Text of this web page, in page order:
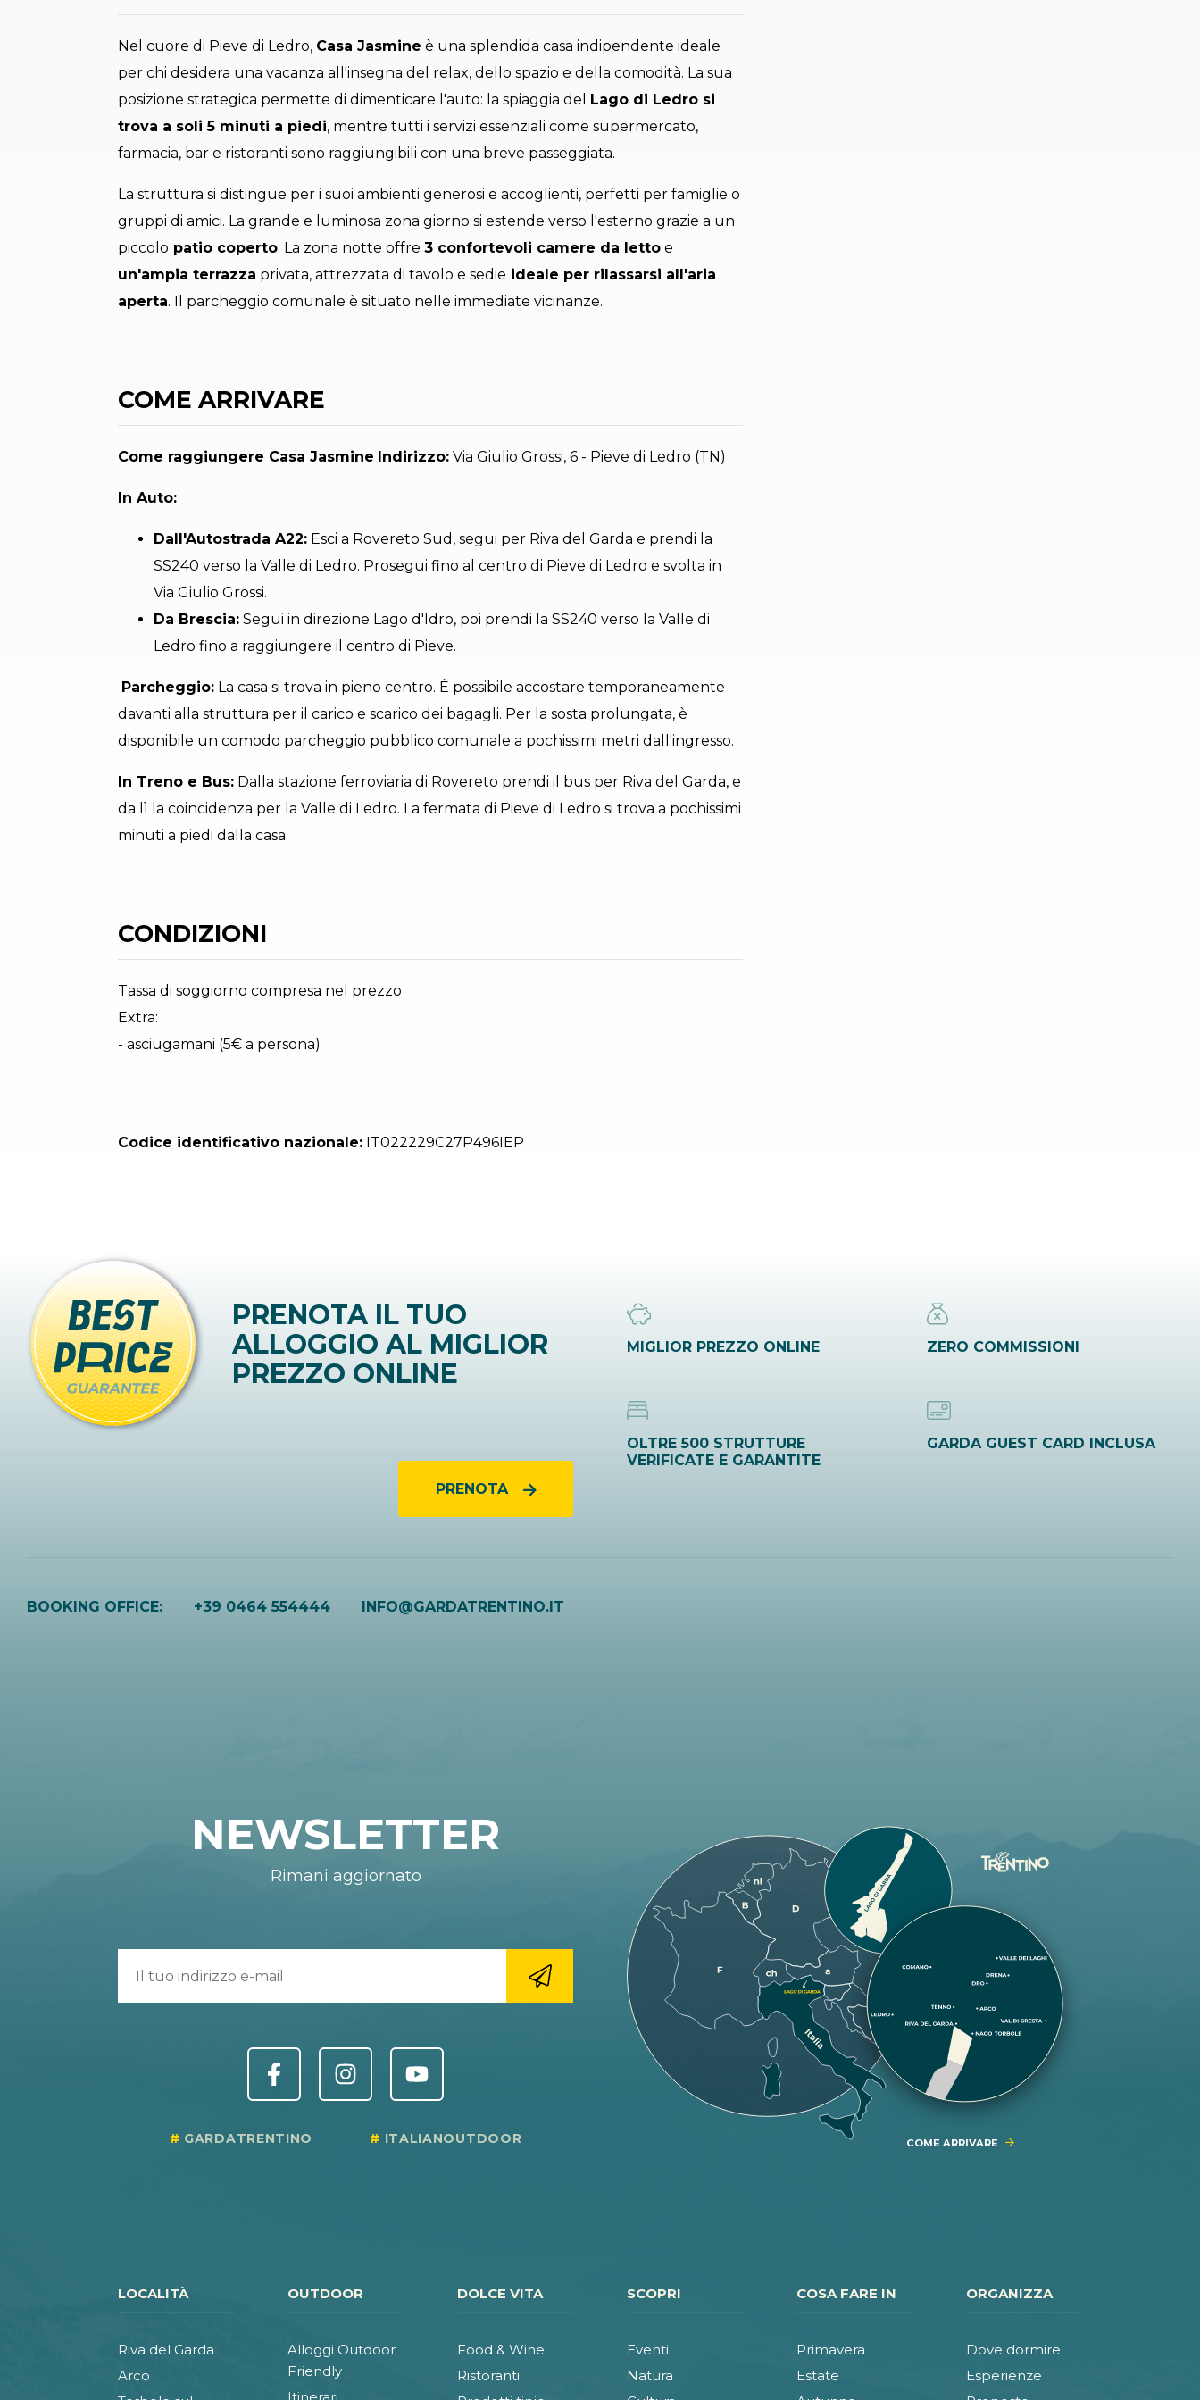
Nel cuore di Pieve di Ledro, Casa Jasmine è una splendida casa indipendente ideale
per chi desidera una vacanza all'insegna del relax, dello spazio e della comodità. La sua
posizione strategica permette di dimenticare l'auto: la spiaggia del
Lago di Ledro si
trova a soli 5 minuti a piedi, mentre tutti i servizi essenziali come supermercato,
farmacia, bar e ristoranti sono raggiungibili con una breve passeggiata.
La struttura si distingue per i suoi ambienti generosi e accoglienti, perfetti per famiglie o
gruppi di amici. La grande e luminosa zona giorno si estende verso l'esterno grazie a un
piccolo patio coperto. La zona notte offre 3 confortevoli camere da letto e
un'ampia terrazza privata, attrezzata di tavolo e sedie ideale per rilassarsi all'aria
aperta. Il parcheggio comunale è situato nelle immediate vicinanze.
COME ARRIVARE
Come raggiungere Casa Jasmine Indirizzo: Via Giulio Grossi, 6 - Pieve di Ledro (TN)
In Auto:
Dall'Autostrada A22: Esci a Rovereto Sud, segui per Riva del Garda e prendi la
SS240 verso la Valle di Ledro. Prosegui fino al centro di Pieve di Ledro e svolta in
Via Giulio Grossi.
Da Brescia: Segui in direzione Lago d'Idro, poi prendi la SS240 verso la Valle di
Ledro fino a raggiungere il centro di Pieve.
Parcheggio: La casa si trova in pieno centro. È possibile accostare temporaneamente
davanti alla struttura per il carico e scarico dei bagagli. Per la sosta prolungata, è
disponibile un comodo parcheggio pubblico comunale a pochissimi metri dall'ingresso.
In Treno e Bus: Dalla stazione ferroviaria di Rovereto prendi il bus per Riva del Garda, e
da lì la coincidenza per la Valle di Ledro. La fermata di Pieve di Ledro si trova a pochissimi
minuti a piedi dalla casa.
CONDIZIONI
Tassa di soggiorno compresa nel prezzo
Extra:
- asciugamani (5€ a persona)
Codice identificativo nazionale: IT022229C27P496IEP
PRENOTA IL TUO
ALLOGGIO AL MIGLIOR
PREZZO ONLINE
PRENOTA
MIGLIOR PREZZO ONLINE ZERO COMMISSIONI
OLTRE 500 STRUTTURE
VERIFICATE E GARANTITE
GARDA GUEST CARD INCLUSA
BOOKING OFFICE: +39 0464 554444 INFO@GARDATRENTINO.IT
COME ARRIVARE
NEWSLETTER
Rimani aggiornato
GARDATRENTINO ITALIANOUTDOOR
LOCALITÀ
Riva del Garda
Arco
OUTDOOR
Alloggi Outdoor
Friendly
DOLCE VITA
Food & Wine
Ristoranti
SCOPRI
Eventi
Natura
COSA FARE IN
Primavera
Estate
ORGANIZZA
Dove dormire
Esperienze